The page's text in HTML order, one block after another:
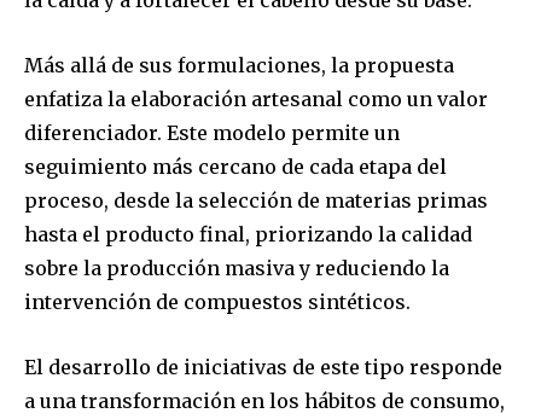
Más allá de sus formulaciones, la propuesta
enfatiza la elaboración artesanal como un valor
diferenciador. Este modelo permite un
seguimiento más cercano de cada etapa del
proceso, desde la selección de materias primas
hasta el producto final, priorizando la calidad
sobre la producción masiva y reduciendo la
intervención de compuestos sintéticos.
El desarrollo de iniciativas de este tipo responde
a una transformación en los hábitos de consumo,